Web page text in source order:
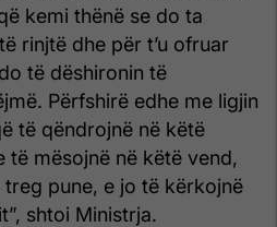
kemi thënë se do ta
rinjtë dhe për t’u ofruar
të dëshironin të
Përfshirë edhe me ligjin
të qëndrojnë në këtë
të mësojnë në këtë vend,
pune, e jo të kërkojnë
shtoi Ministrja.